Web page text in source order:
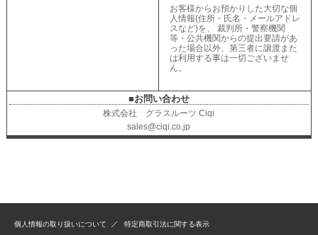
お客様からお預かりした大切な個
人情報(住所・氏名・メールアドレ
スなど)を、 裁判所・警察機関
等・公共機関からの提出要請があ
った場合以外、第三者に譲渡また
は利用する事は一切ございませ
ん。
■お問い合わせ
株式会社 グラスルーツ Ciqi
sales@ciqi.co.jp
個人情報の取り扱いについて 特定商取引法に関する表示